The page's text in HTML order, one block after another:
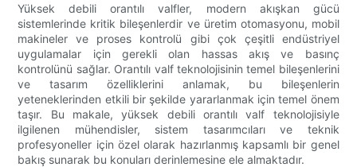
Yüksek debili orantılı valfler, modern akışkan gücü
sistemlerinde kritik bileşenlerdir ve üretim otomasyonu, mobil
makineler ve proses kontrolü gibi çok çeşitli endüstriyel
uygulamalar için gerekli olan hassas akış ve basınç
kontrolünü sağlar. Orantılı valf teknolojisinin temel bileşenlerini
ve tasarım özelliklerini anlamak, bu bileşenlerin
yeteneklerinden etkili bir şekilde yararlanmak için temel önem
taşır. Bu makale, yüksek debili orantılı valf teknolojisiyle
ilgilenen mühendisler, sistem tasarımcıları ve teknik
profesyoneller için özel olarak hazırlanmış kapsamlı bir genel
bakış sunarak bu konuları derinlemesine ele almaktadır.